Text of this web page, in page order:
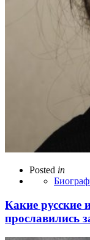
Posted in
Какие русские
прославились